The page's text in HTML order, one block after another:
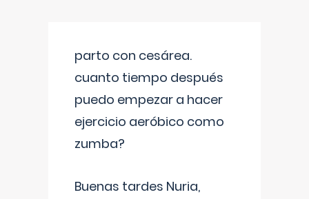
parto con cesárea.
cuanto tiempo después
puedo empezar a hacer
ejercicio aeróbico como
zumba?
Buenas tardes Nuria,